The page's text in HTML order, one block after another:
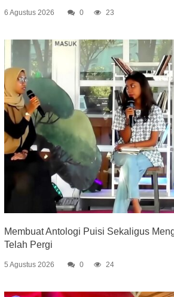
6 Agustus 2026 0 23
Membuat Antologi Puisi Sekaligus
Telah Pergi
5 Agustus 2026 0 24